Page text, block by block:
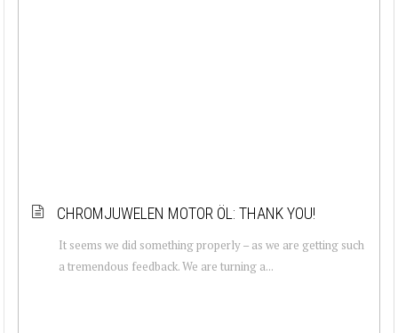
CHROMJUWELEN MOTOR ÖL: THANK YOU!
It seems we did something properly – as we are getting such
a tremendous feedback. We are turning a...